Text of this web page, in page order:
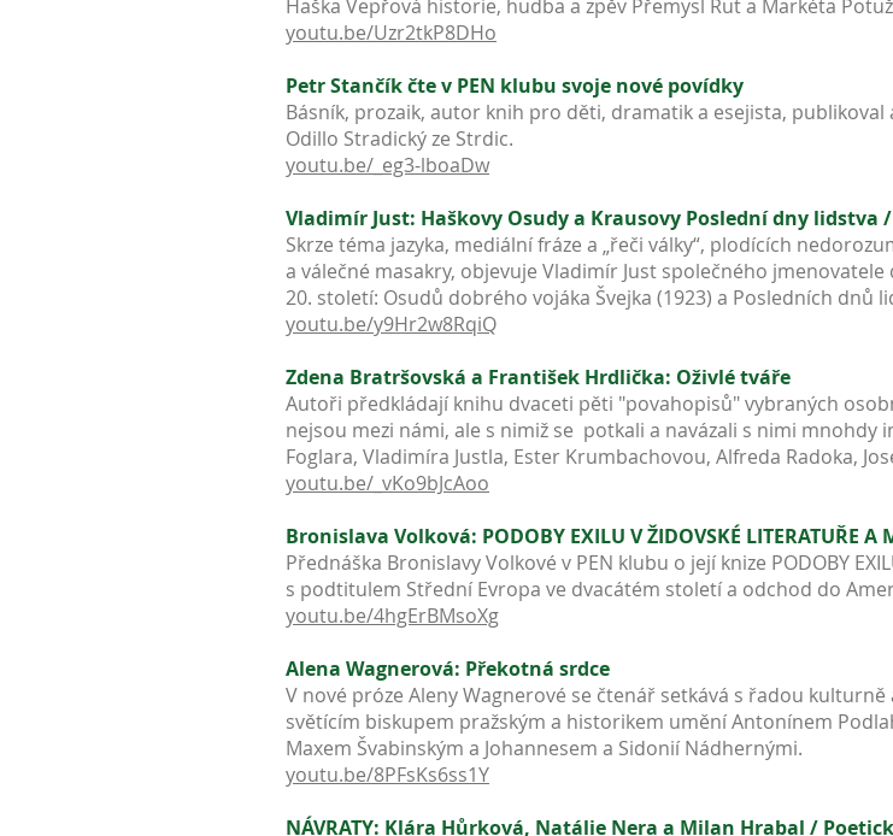
Haška Vepřová historie, hudba a zpěv Přemysl Rut a Markéta
youtu.be/Uzr2tkP8DHo
Petr Stančík čte v PEN klubu svoje nové povídky
Básník, prozaik, autor knih pro děti, dramatik a esejista,
Odillo Stradický ze Strdic.
youtu.be/_eg3-lboaDw
Vladimír Just: Haškovy Osudy a Krausovy Poslední dny lidstva
Skrze téma jazyka, mediální fráze a „řeči války“, plodících
a válečné masakry, objevuje Vladimír Just společného
20. století: Osudů dobrého vojáka Švejka (1923) a Posledních dnů
youtu.be/y9Hr2w8RqiQ
Zdena Bratršovská a František Hrdlička: Oživlé tváře
Autoři předkládají knihu dvaceti pěti "povahopisů" vybraných
nejsou mezi námi, ale s nimiž se potkali a navázali s nimi
Foglara, Vladimíra Justla, Ester Krumbachovou, Alfreda Radoka,
youtu.be/_vKo9bJcAoo
Bronislava Volková: PODOBY EXILU V ŽIDOVSKÉ LITERATUŘE A
Přednáška Bronislavy Volkové v PEN klubu o její knize PODOBY
s podtitulem Střední Evropa ve dvacátém století a odchod do
youtu.be/4hgErBMsoXg
Alena Wagnerová: Překotná srdce
V nové próze Aleny Wagnerové se čtenář setkává s řadou
světícím biskupem pražským a historikem umění Antonínem
Maxem Švabinským a Johannesem a Sidonií Nádhernými.
youtu.be/8PFsKs6ss1Y
NÁVRATY: Klára Hůrková, Natálie Nera a Milan Hrabal /